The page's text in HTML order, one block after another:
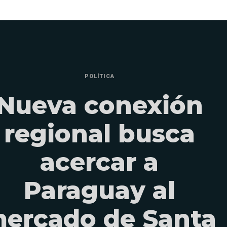
POLÍTICA
conexión
regional busca
acercar a
Paraguay al
de Santa